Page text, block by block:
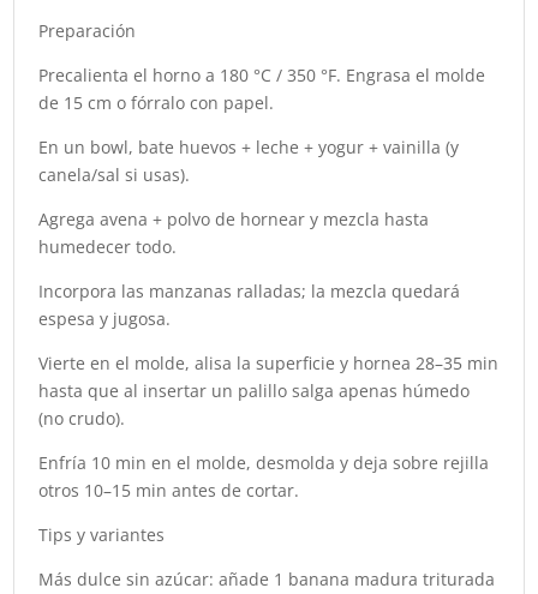
Preparación
Precalienta el horno a 180 °C / 350 °F. Engrasa el molde
de 15 cm o fórralo con papel.
En un bowl, bate huevos + leche + yogur + vainilla (y
canela/sal si usas).
Agrega avena + polvo de hornear y mezcla hasta
humedecer todo.
Incorpora las manzanas ralladas; la mezcla quedará
espesa y jugosa.
Vierte en el molde, alisa la superficie y hornea 28–35 min
hasta que al insertar un palillo salga apenas húmedo
(no crudo).
Enfría 10 min en el molde, desmolda y deja sobre rejilla
otros 10–15 min antes de cortar.
Tips y variantes
Más dulce sin azúcar: añade 1 banana madura triturada